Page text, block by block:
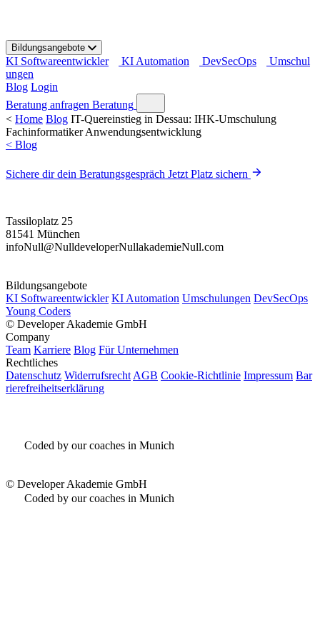
t
o
c
o
n
t
e
n
Bildungsangebote
KI Softwareentwickler KI Automation DevSecOps
Umschul
ungen
Blog Login
Beratung anfragen Beratung
< Home Blog IT-Quereinstieg in Dessau: IHK-Umschulung
Fachinformatiker Anwendungsentwicklung
< Blog
Sichere dir dein Beratungsgespräch Jetzt Platz sichern
Tassiloplatz 25
81541 München
infoNull@NulldeveloperNullakademieNull.com
Bildungsangebote
KI Softwareentwickler KI Automation Umschulungen DevSecOps
Young Coders
© Developer Akademie GmbH
Company
Team Karriere Blog Für Unternehmen
Rechtliches
Datenschutz WiderrufsrechtAGB Cookie-Richtlinie Impressum Bar
rierefreiheitserklärung
Coded by our coaches in Munich
© Developer Akademie GmbH
Coded by our coaches in Munich